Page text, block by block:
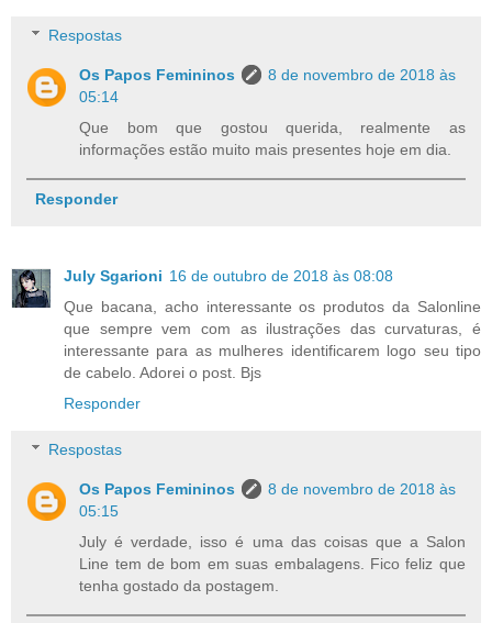
Respostas
Os Papos Femininos
8 de novembro de 2018 às
05:14
Que bom que gostou querida, realmente as
informações estão muito mais presentes hoje em dia.
Responder
July Sgarioni 16 de outubro de 2018 às 08:08
Que bacana, acho interessante os produtos da Salonline
que sempre vem com as ilustrações das curvaturas, é
interessante para as mulheres identificarem logo seu tipo
de cabelo. Adorei o post. Bjs
Responder
Respostas
Os Papos Femininos
8 de novembro de 2018 às
05:15
July é verdade, isso é uma das coisas que a Salon
Line tem de bom em suas embalagens. Fico feliz que
tenha gostado da postagem.